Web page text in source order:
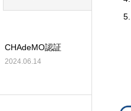
CHAdeMO認証
2024.06.14